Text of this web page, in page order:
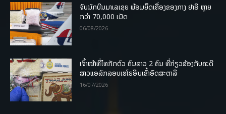
ຈັບນັກບິນມາເລເຊຍ ພ້ອມຍຶດເຄື່ອງຂອງກາງ ຢາອີ ຫຼາຍ
ກວ່າ 70,000 ເມັດ
06/08/2026
ເຈົ້າໜ້າທີ່ໄທກັກຕົວ ຄົນລາວ 2 ຄົນ ທີ່ກ່ຽວຂ້ອງກັບຄະດີ
ສາວແອລັກລອບເຮໂຣອີນເຂົ້າອົດສະຕາລີ
16/07/2026